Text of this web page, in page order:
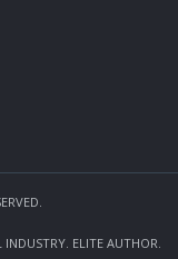
ELITE AUTHOR.